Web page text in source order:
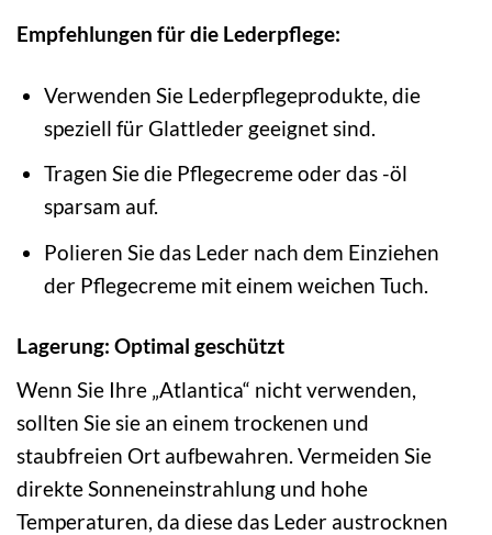
Empfehlungen für die Lederpflege:
Verwenden Sie Lederpflegeprodukte, die
speziell für Glattleder geeignet sind.
Tragen Sie die Pflegecreme oder das -öl
sparsam auf.
Polieren Sie das Leder nach dem Einziehen
der Pflegecreme mit einem weichen Tuch.
Lagerung: Optimal geschützt
Wenn Sie Ihre „Atlantica“ nicht verwenden,
sollten Sie sie an einem trockenen und
staubfreien Ort aufbewahren. Vermeiden Sie
direkte Sonneneinstrahlung und hohe
Temperaturen, da diese das Leder austrocknen